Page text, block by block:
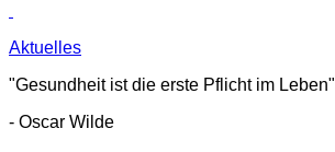
Aktuelles
"Gesundheit ist die erste Pflicht im Leben"
- Oscar Wilde